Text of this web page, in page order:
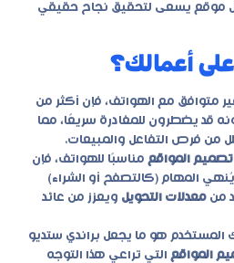
موقع يسعى لتحقيق نجاح حقيقي
أعمالك؟
متوافق مع الهواتف، فإن أكثر من
قد يضطرون للمغادرة سريعًا، مما
من فرص التفاعل والمبيعات.
تصميم المواقع مناسبًا للهواتف، فإن
ويُنهي المهام (كالتصفح أو الشراء)
من معدلات التحويل ويعزز من عائد
المستخدم هو ما يجعل براندي ستديو
المواقع التي تراعي هذا التوجه